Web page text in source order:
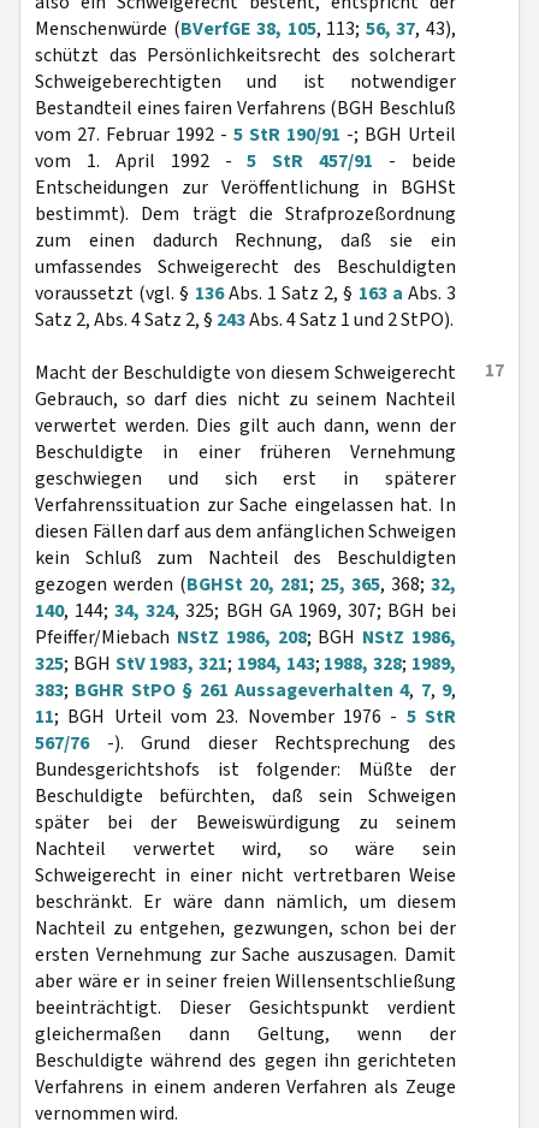
Menschenwürde (BVerfGE 38, 105, 113; 56, 37, 43),
schützt das Persönlichkeitsrecht des solcherart
Schweigeberechtigten und ist notwendiger
Bestandteil eines fairen Verfahrens (BGH Beschluß
vom 27. Februar 1992 - 5 StR 190/91 -; BGH Urteil
vom 1. April 1992 -5 StR 457/91 - beide
Entscheidungen zur Veröffentlichung in BGHSt
bestimmt). Dem trägt die Strafprozeßordnung
zum einen dadurch Rechnung, daß sie ein
umfassendes Schweigerecht des Beschuldigten
voraussetzt (vgl. § 136Abs. 1 Satz 2, § 163 a Abs. 3
Satz 2, Abs. 4 Satz 2, § 243Abs. 4 Satz 1 und 2 StPO).
17
Macht der Beschuldigte von diesem Schweigerecht
Gebrauch, so darf dies nicht zu seinem Nachteil
verwertet werden. Dies gilt auch dann, wenn der
Beschuldigte in einer früheren Vernehmung
geschwiegen und sich erst in späterer
Verfahrenssituation zur Sache eingelassen hat. In
diesen Fällen darf aus dem anfänglichen Schweigen
kein Schluß zum Nachteil des Beschuldigten
gezogen werden (BGHSt 20, 281; 25, 365, 368; 32,
140, 144;34, 324, 325; BGH GA 1969, 307; BGH bei
Pfeiffer/Miebach NStZ 1986, 208; BGH NStZ 1986,
325; BGH StV 1983, 321; 1984, 143; 1988, 328; 1989,
383; BGHR StPO § 261 Aussageverhalten 4, 7, 9,
11; BGH Urteil vom 23. November 1976 - 5 StR
567/76-). Grund dieser Rechtsprechung des
Bundesgerichtshofs ist folgender: Müßte der
Beschuldigte befürchten, daß sein Schweigen
später bei der Beweiswürdigung zu seinem
Nachteil verwertet wird, so wäre sein
Schweigerecht in einer nicht vertretbaren Weise
beschränkt. Er wäre dann nämlich, um diesem
Nachteil zu entgehen, gezwungen, schon bei der
ersten Vernehmung zur Sache auszusagen. Damit
aber wäre er in seiner freien Willensentschließung
beeinträchtigt. Dieser Gesichtspunkt verdient
gleichermaßen dann Geltung, wenn der
Beschuldigte während des gegen ihn gerichteten
Verfahrens in einem anderen Verfahren als Zeuge
vernommen wird.